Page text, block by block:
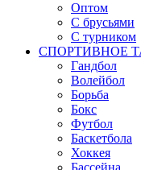
Оптом
С брусьями
С турником
СПОРТИВНОЕ
Гандбол
Волейбол
Борьба
Бокс
Футбол
Баскетбола
Хоккея
Бассейна